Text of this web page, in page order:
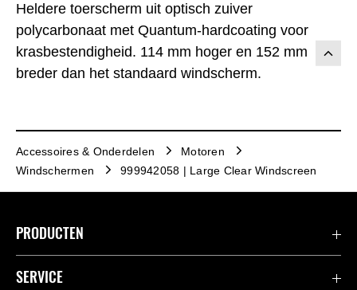
Heldere toerscherm uit optisch zuiver
polycarbonaat met Quantum-hardcoating voor
krasbestendigheid. 114 mm hoger en 152 mm
breder dan het standaard windscherm.
Accessoires & Onderdelen
Motoren
Windschermen
999942058 | Large Clear Windscreen
PRODUCTEN
Accessoires & Onderdelen
SERVICE